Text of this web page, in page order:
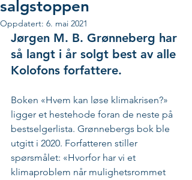
salgstoppen
Oppdatert: 6. mai 2021
Jørgen M. B. Grønneberg har
så langt i år solgt best av alle
Kolofons forfattere.
Boken «Hvem kan løse klimakrisen?»
ligger et hestehode foran de neste på
bestselgerlista. Grønnebergs bok ble
utgitt i 2020. Forfatteren stiller
spørsmålet: «Hvorfor har vi et
klimaproblem når mulighetsrommet